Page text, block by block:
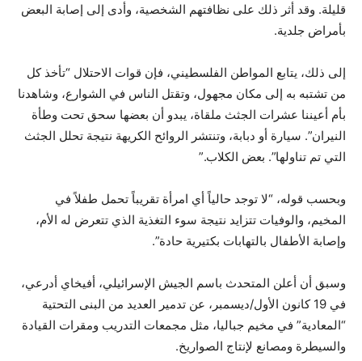
قليلة. وقد أثر ذلك على نظافتهم الشخصية، وأدى إلى إصابة البعض
بأمراض جلدية.
إلى ذلك، يتابع المواطن الفلسطيني، فإن قوات الاحتلال “تأخذ كل
من تشتبه به إلى مكان مجهول، وتقتل الناس في الشوارع، وشاهدنا
بأم أعيننا عشرات الجثث ملقاة، يبدو أن بعضها سحق تحت وطأة
النيران”. سيارة أو دبابة، وتنتشر الروائح الكريهة نتيجة تحلل الجثث
التي تم تناولها”. بعض الكلاب.”
وبحسب قوله، “لا توجد حالياً أي امرأة تقريباً تحمل طفلاً في
المخيم، والوفيات تتزايد نتيجة سوء التغذية الذي تتعرض له الأم،
وإصابة الأطفال بالتهابات بكتيرية حادة”.
وسبق أن أعلن المتحدث باسم الجيش الإسرائيلي، أفيخاي أدرعي،
في 19 كانون الأول/ديسمبر، عن تدمير العديد من البنى التحتية
“المعادية” في مخيم جباليا، مثل مجمعات التدريب ومقرات القيادة
والسيطرة ومصانع لإنتاج الصواريخ.